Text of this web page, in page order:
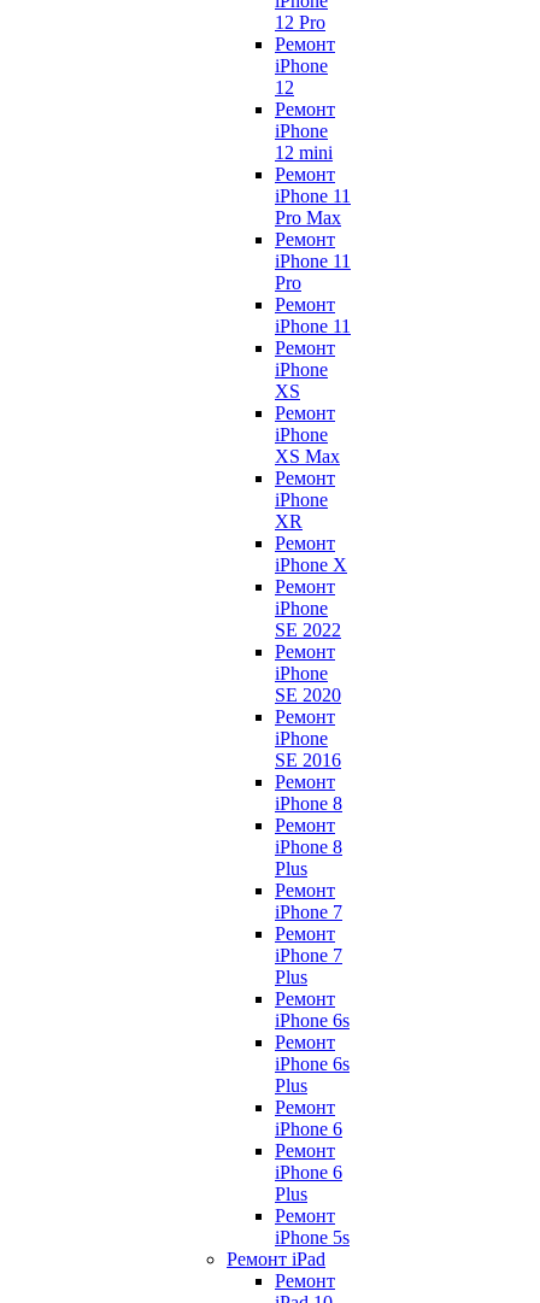
12 Pro
Ремонт
iPhone
12
Ремонт
iPhone
12 mini
Ремонт
iPhone 11
Pro Max
Ремонт
iPhone 11
Pro
Ремонт
iPhone 11
Ремонт
iPhone
XS
Ремонт
iPhone
XS Max
Ремонт
iPhone
XR
Ремонт
iPhone X
Ремонт
iPhone
SE 2022
Ремонт
iPhone
SE 2020
Ремонт
iPhone
SE 2016
Ремонт
iPhone 8
Ремонт
iPhone 8
Plus
Ремонт
iPhone 7
Ремонт
iPhone 7
Plus
Ремонт
iPhone 6s
Ремонт
iPhone 6s
Plus
Ремонт
iPhone 6
Ремонт
iPhone 6
Plus
Ремонт
iPhone 5s
Ремонт iPad
Ремонт